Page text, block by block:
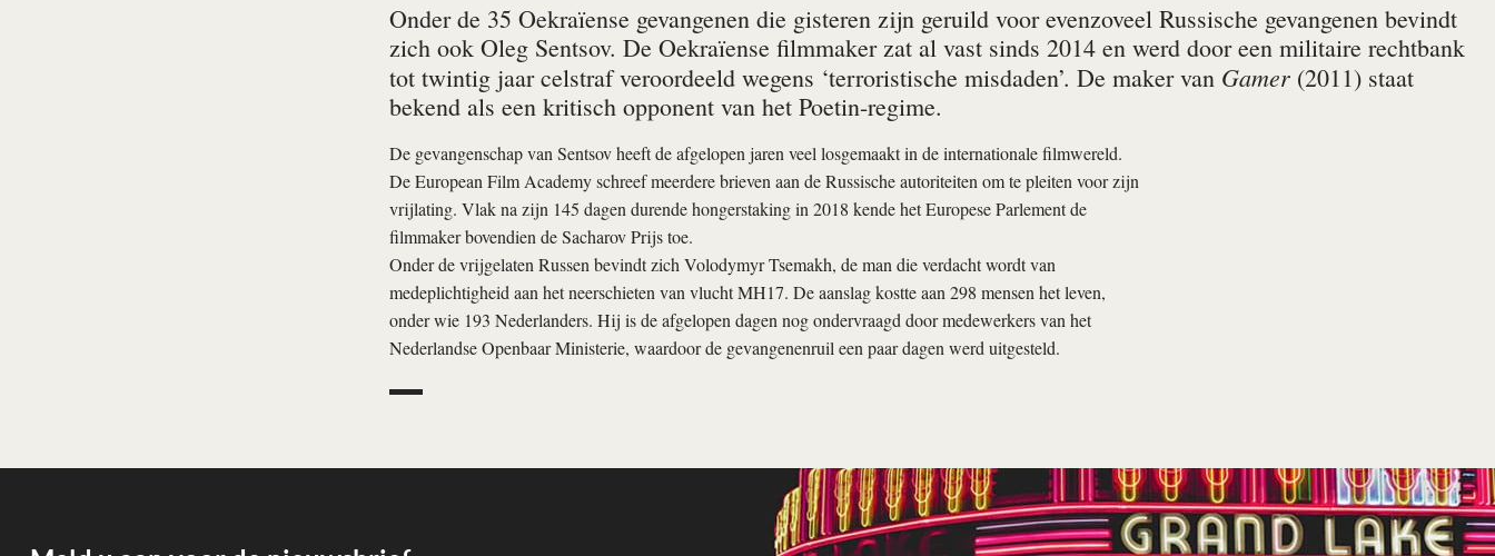
Onder de 35 Oekraïense gevangenen die gisteren zijn geruild voor evenzoveel Russische gevangenen bevindt
zich ook Oleg Sentsov. De Oekraïense filmmaker zat al vast sinds 2014 en werd door een militaire rechtbank
tot twintig jaar celstraf veroordeeld wegens ‘terroristische misdaden’. De maker van Gamer(2011) staat
bekend als een kritisch opponent van het Poetin-regime.
De gevangenschap van Sentsov heeft de afgelopen jaren veel losgemaakt in de internationale filmwereld.
De European Film Academy schreef meerdere brieven aan de Russische autoriteiten om te pleiten voor zijn
vrijlating. Vlak na zijn 145 dagen durende hongerstaking in 2018 kende het Europese Parlement de
filmmaker bovendien de Sacharov Prijs toe.
Onder de vrijgelaten Russen bevindt zich Volodymyr Tsemakh, de man die verdacht wordt van
medeplichtigheid aan het neerschieten van vlucht MH17. De aanslag kostte aan 298 mensen het leven,
onder wie 193 Nederlanders. Hij is de afgelopen dagen nog ondervraagd door medewerkers van het
Nederlandse Openbaar Ministerie, waardoor de gevangenenruil een paar dagen werd uitgesteld.